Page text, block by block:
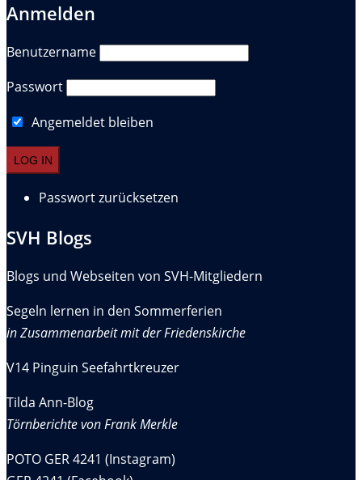
Anmelden
Benutzername
Passwort
Angemeldet bleiben
Passwort zurücksetzen
SVH Blogs
Blogs und Webseiten von SVH-Mitgliedern
Segeln lernen in den Sommerferien
in Zusammenarbeit mit der Friedenskirche
V14 Pinguin Seefahrtkreuzer
Tilda Ann-Blog
Törnberichte von Frank Merkle
POTO GER 4241 (Instagram)